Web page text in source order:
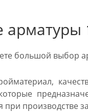
арматуры
большой выбор
производстве